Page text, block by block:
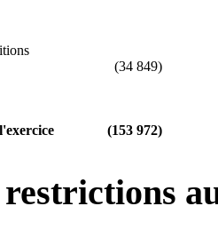
(34 849)
(153 972)